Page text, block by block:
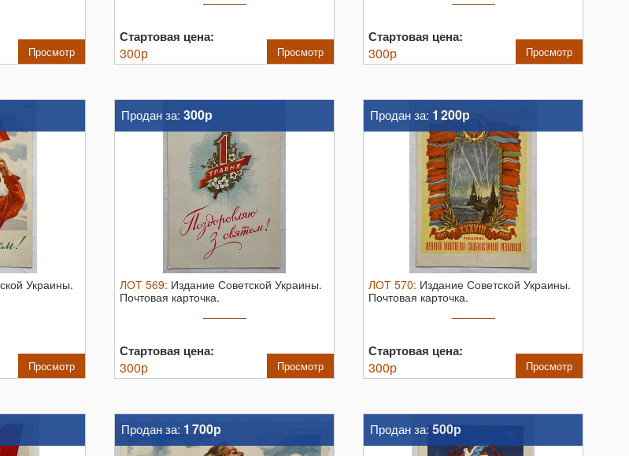
Просмотр
Стартовая цена:
300р Просмотр
Стартовая цена:
300р Просмотр
Украины.
Просмотр
Продан за: 300р
ЛОТ 569: Издание Советской Украины.
Почтовая карточка.
Стартовая цена:
300р Просмотр
Продан за: 1 200р
ЛОТ 570: Издание Советской Украины.
Почтовая карточка.
Стартовая цена:
300р Просмотр
Продан за: 1 700р Продан за: 500р